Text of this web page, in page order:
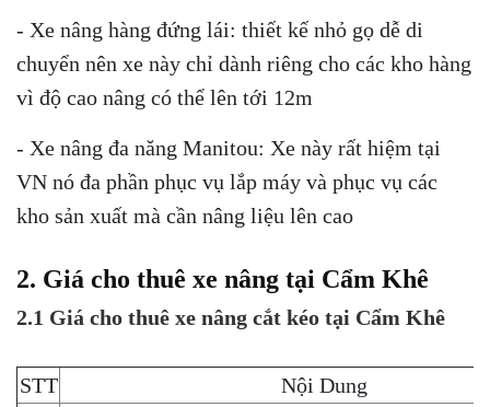
- Xe nâng hàng đứng lái: thiết kế nhỏ gọ dễ di
chuyển nên xe này chỉ dành riêng cho các kho hàng
vì độ cao nâng có thể lên tới 12m
- Xe nâng đa năng Manitou: Xe này rất hiệm tại
VN nó đa phần phục vụ lắp máy và phục vụ các
kho sản xuất mà cần nâng liệu lên cao
2. Giá cho thuê xe nâng tại Cẩm Khê
2.1 Giá cho thuê xe nâng cắt kéo tại Cẩm Khê
STT
Nội Dung